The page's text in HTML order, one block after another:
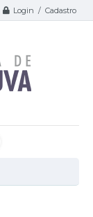
Login / Cadastro